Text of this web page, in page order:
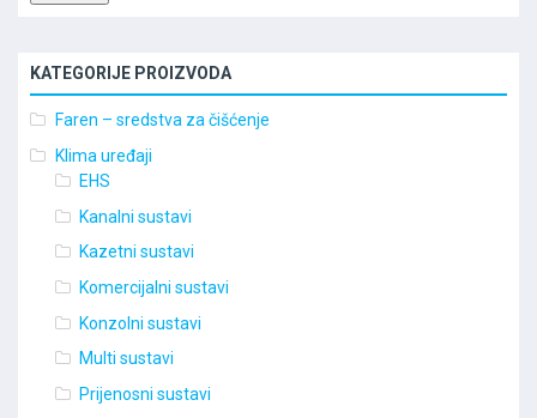
KATEGORIJE PROIZVODA
Faren – sredstva za čišćenje
Klima uređaji
EHS
Kanalni sustavi
Kazetni sustavi
Komercijalni sustavi
Konzolni sustavi
Multi sustavi
Prijenosni sustavi